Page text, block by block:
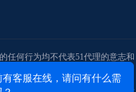
任何行为均不代表51代理的意志和
无关。
的相关责任用户自负，对此51代理